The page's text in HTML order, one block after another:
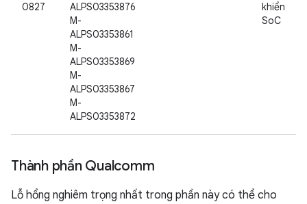
0827
ALPS03353876
M-
ALPS03353861
M-
ALPS03353869
M-
ALPS03353867
M-
ALPS03353872
khiển
SoC
Thành phần Qualcomm
Lỗ hổng nghiêm trọng nhất trong phần này có thể cho